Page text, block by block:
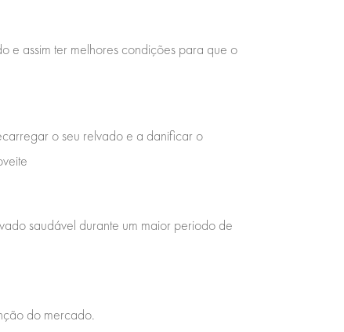
e assim ter melhores condições para que o
o seu relvado e a danificar o
saudável durante um maior periodo de
do mercado.